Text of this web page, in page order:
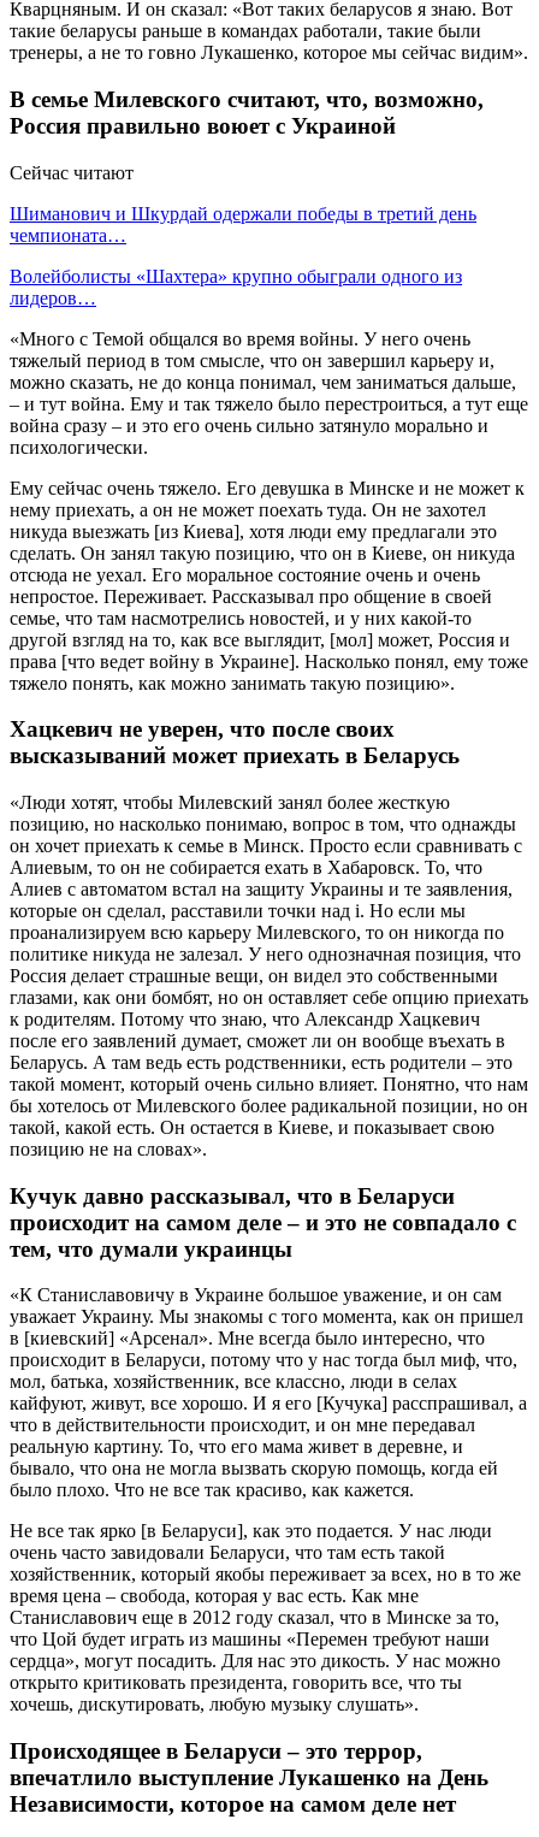
Кварцняным. И он сказал: «Вот таких беларусов я знаю. Вот
такие беларусы раньше в командах работали, такие были
тренеры, а не то говно Лукашенко, которое мы сейчас видим».
В семье Милевского считают, что, возможно,
Россия правильно воюет с Украиной
Сейчас читают
Шиманович и Шкурдай одержали победы в третий день
чемпионата…
Волейболисты «Шахтера» крупно обыграли одного из
лидеров…
«Много с Темой общался во время войны. У него очень
тяжелый период в том смысле, что он завершил карьеру и,
можно сказать, не до конца понимал, чем заниматься дальше,
– и тут война. Ему и так тяжело было перестроиться, а тут еще
война сразу – и это его очень сильно затянуло морально и
психологически.
Ему сейчас очень тяжело. Его девушка в Минске и не может к
нему приехать, а он не может поехать туда. Он не захотел
никуда выезжать [из Киева], хотя люди ему предлагали это
сделать. Он занял такую позицию, что он в Киеве, он никуда
отсюда не уехал. Его моральное состояние очень и очень
непростое. Переживает. Рассказывал про общение в своей
семье, что там насмотрелись новостей, и у них какой-то
другой взгляд на то, как все выглядит, [мол] может, Россия и
права [что ведет войну в Украине]. Насколько понял, ему тоже
тяжело понять, как можно занимать такую позицию».
Хацкевич не уверен, что после своих
высказываний может приехать в Беларусь
«Люди хотят, чтобы Милевский занял более жесткую
позицию, но насколько понимаю, вопрос в том, что однажды
он хочет приехать к семье в Минск. Просто если сравнивать с
Алиевым, то он не собирается ехать в Хабаровск. То, что
Алиев с автоматом встал на защиту Украины и те заявления,
которые он сделал, расставили точки над і. Но если мы
проанализируем всю карьеру Милевского, то он никогда по
политике никуда не залезал. У него однозначная позиция, что
Россия делает страшные вещи, он видел это собственными
глазами, как они бомбят, но он оставляет себе опцию приехать
к родителям. Потому что знаю, что Александр Хацкевич
после его заявлений думает, сможет ли он вообще въехать в
Беларусь. А там ведь есть родственники, есть родители – это
такой момент, который очень сильно влияет. Понятно, что нам
бы хотелось от Милевского более радикальной позиции, но он
такой, какой есть. Он остается в Киеве, и показывает свою
позицию не на словах».
Кучук давно рассказывал, что в Беларуси
происходит на самом деле – и это не совпадало с
тем, что думали украинцы
«К Станиславовичу в Украине большое уважение, и он сам
уважает Украину. Мы знакомы с того момента, как он пришел
в [киевский] «Арсенал». Мне всегда было интересно, что
происходит в Беларуси, потому что у нас тогда был миф, что,
мол, батька, хозяйственник, все классно, люди в селах
кайфуют, живут, все хорошо. И я его [Кучука] расспрашивал, а
что в действительности происходит, и он мне передавал
реальную картину. То, что его мама живет в деревне, и
бывало, что она не могла вызвать скорую помощь, когда ей
было плохо. Что не все так красиво, как кажется.
Не все так ярко [в Беларуси], как это подается. У нас люди
очень часто завидовали Беларуси, что там есть такой
хозяйственник, который якобы переживает за всех, но в то же
время цена – свобода, которая у вас есть. Как мне
Станиславович еще в 2012 году сказал, что в Минске за то,
что Цой будет играть из машины «Перемен требуют наши
сердца», могут посадить. Для нас это дикость. У нас можно
открыто критиковать президента, говорить все, что ты
хочешь, дискутировать, любую музыку слушать».
Происходящее в Беларуси – это террор,
впечатлило выступление Лукашенко на День
Независимости, которое на самом деле нет